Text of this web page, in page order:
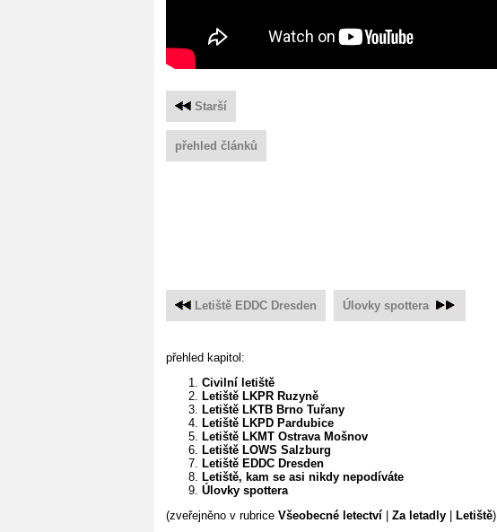
Starší
přehled článků
Letiště EDDC Dresden Úlovky spottera
přehled kapitol:
Civilní letiště
Letiště LKPR Ruzyně
Letiště LKTB Brno Tuřany
Letiště LKPD Pardubice
Letiště LKMT Ostrava Mošnov
Letiště LOWS Salzburg
Letiště EDDC Dresden
Letiště, kam se asi nikdy nepodíváte
Úlovky spottera
(zveřejněno v rubrice Všeobecné letectví Za letadly Letiště)